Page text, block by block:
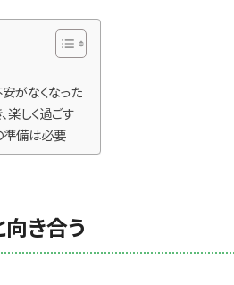
がなくなった
楽しく過ごす
準備は必要
き合う